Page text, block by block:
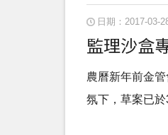
日期：2017-03-
監理沙盒
農曆新年前金
氛下，草案已